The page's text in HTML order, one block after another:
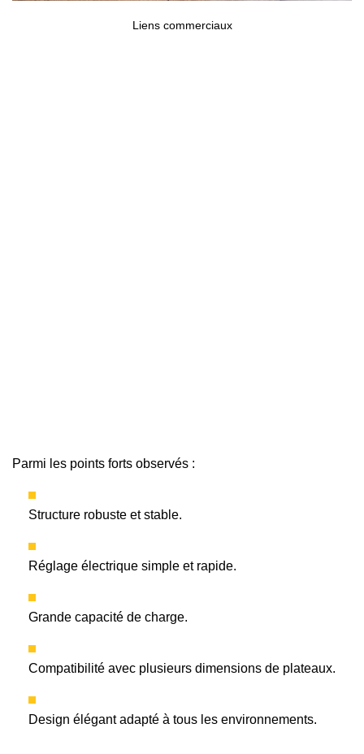
Liens commerciaux
Parmi les points forts observés :
Structure robuste et stable.
Réglage électrique simple et rapide.
Grande capacité de charge.
Compatibilité avec plusieurs dimensions de plateaux.
Design élégant adapté à tous les environnements.